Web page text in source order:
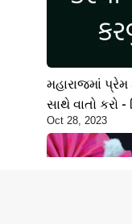
મહારાજમાં પ્રેમ
સાથે વાતો કરો
Spiritual
Oct 28, 2023